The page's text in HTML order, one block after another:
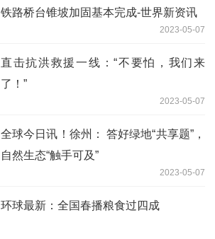
铁路桥台锥坡加固基本完成-世界新资讯
2023-05-07
直击抗洪救援一线：“不要怕，我们来
了！”
2023-05-07
全球今日讯！徐州： 答好绿地“共享题”，
自然生态“触手可及”
2023-05-07
环球最新：全国春播粮食过四成